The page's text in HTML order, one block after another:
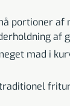
portioner af
af
mad i